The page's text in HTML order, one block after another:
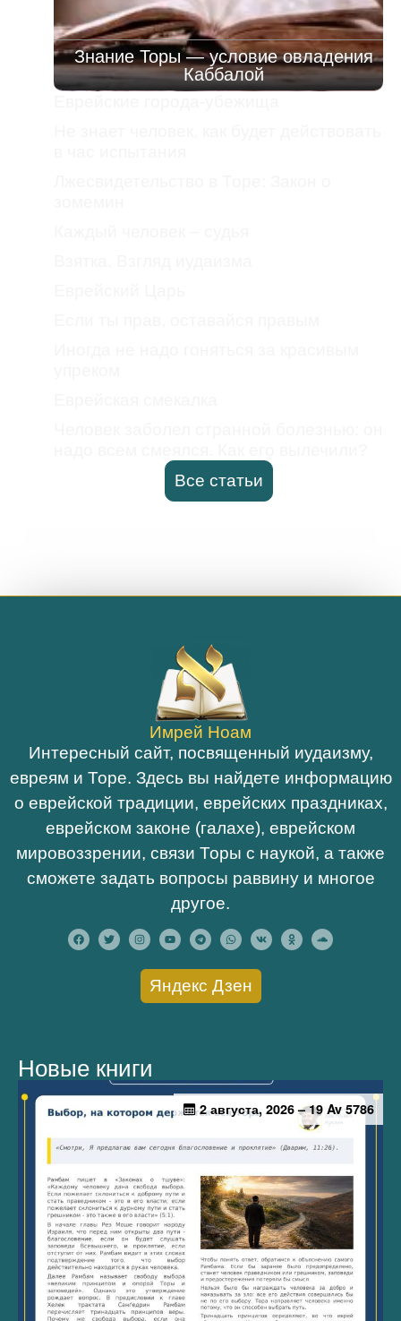
Знание Торы — условие овладения
Каббалой
Все статьи
Имрей Ноам
Интересный сайт, посвященный иудаизму,
евреям и Торе. Здесь вы найдете информацию
о еврейской традиции, еврейских праздниках,
еврейском законе (галахе), еврейском
мировоззрении, связи Торы с наукой, а также
сможете задать вопросы раввину и многое
другое.
Яндекс Дзен
Новые книги